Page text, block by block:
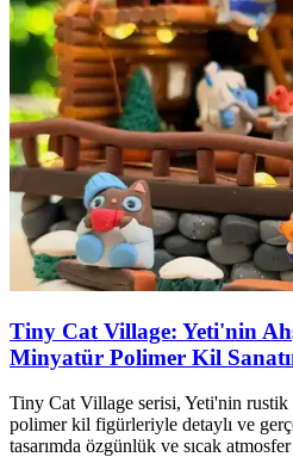
Tiny Cat Village: Yeti'nin
Minyatür Polimer Kil
Tiny Cat Village serisi, Yeti'nin
polimer kil figürleriyle detaylı ve
tasarımda özgünlük ve sıcak